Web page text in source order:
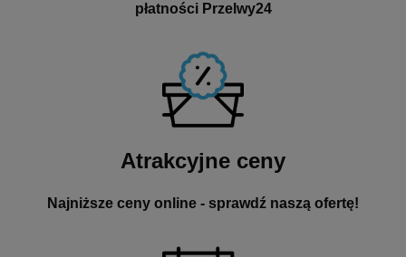
płatności Przelwy24
Atrakcyjne ceny
Najniższe ceny online - sprawdź naszą ofertę!